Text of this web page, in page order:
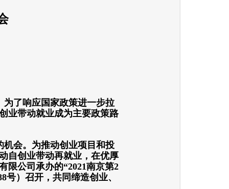
了响应国家政策进一步拉
业带动就业成为主要政策路
会。为推动创业项目和投
自创业带动再就业， 在优厚
限公司 承办的“2021南京第2
）召开，共同缔造创业、